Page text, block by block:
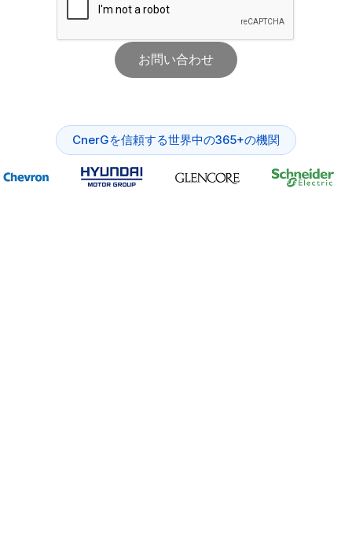
お問い合わせ
CnerGを信頼する世界中の365+の機関